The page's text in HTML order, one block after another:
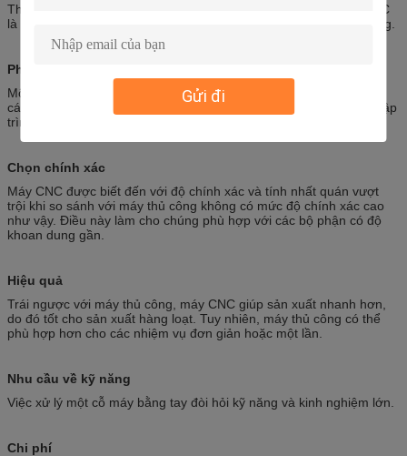
Gửi đi
Thông thường, sự khác biệt chính giữa máy thủ công và máy CNC
là chế độ hoạt động, độ chính xác và hiệu quả quy trình của chúng.
Phương thức hoạt động
Một máy thủ công đòi hỏi một người vận hành phải xử lý trực tiếp
các công cụ hoặc vật liệu. Ngược lại, một máy CNC có thể được lập
trình để thực hiện các chuyển động chính xác tự động.
Chọn chính xác
Máy CNC được biết đến với độ chính xác và tính nhất quán vượt
trội khi so sánh với máy thủ công không có mức độ chính xác cao
như vậy. Điều này làm cho chúng phù hợp với các bộ phận có độ
khoan dung gần.
Hiệu quả
Trái ngược với máy thủ công, máy CNC giúp sản xuất nhanh hơn,
do đó tốt cho sản xuất hàng loạt. Tuy nhiên, máy thủ công có thể
phù hợp hơn cho các nhiệm vụ đơn giản hoặc một lần.
Nhu cầu về kỹ năng
Việc xử lý một cỗ máy bằng tay đòi hỏi kỹ năng và kinh nghiệm lớn.
Chi phí